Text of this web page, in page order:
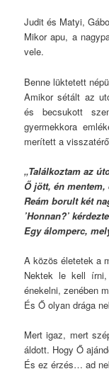
Judit és Matyi,
Mikor apu, a
vele.
Benne lüktetett
Amikor sétált az
és becsukott
gyermekkora
merített a
„Találkoztam az
Ő jött, én mentem,
Reám borult két
’Honnan?’
Egy álomperc,
A közös életetek a
Nektek le kell
énekelni, zenében
És Ő olyan drága
Mert igaz, mert
áldott. Hogy Ő
És ez érzés… ad